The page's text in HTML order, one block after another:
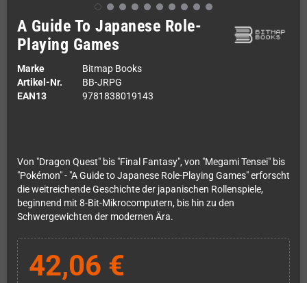
A Guide To Japanese Role-
Playing Games
Marke
Bitmap Books
Artikel-Nr.
BB-JRPG
EAN13
9781838019143
Von "Dragon Quest" bis "Final Fantasy", von "Megami Tensei" bis
"Pokémon" - "A Guide to Japanese Role-Playing Games" erforscht
die weitreichende Geschichte der japanischen Rollenspiele,
beginnend mit 8-Bit-Mikrocomputern, bis hin zu den
Schwergewichten der modernen Ära.
42,06 €